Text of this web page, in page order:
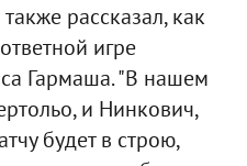
рассказал, как
игре
Гармаша. "В нашем
и Нинкович,
будет в строю,